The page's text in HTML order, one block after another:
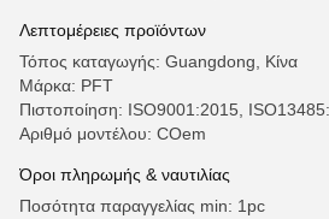
Λεπτομέρειες προϊόντων
Τόπος καταγωγής: Guangdong, Κίνα
Μάρκα: PFT
Πιστοποίηση: ISO9001:2015,
Αριθμό μοντέλου: COem
Όροι πληρωμής & ναυτιλίας
Ποσότητα παραγγελίας min: 1pc